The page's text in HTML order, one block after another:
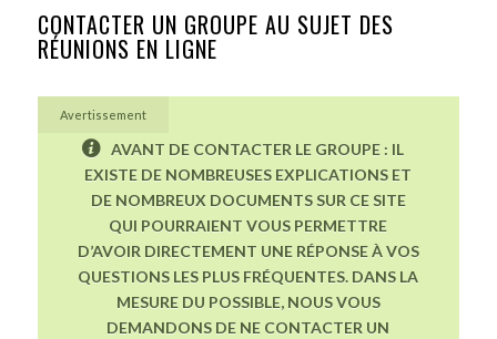
CONTACTER UN GROUPE AU SUJET DES
RÉUNIONS EN LIGNE
Avertissement
AVANT DE CONTACTER LE GROUPE : IL
EXISTE DE NOMBREUSES EXPLICATIONS ET
DE NOMBREUX DOCUMENTS SUR CE SITE
QUI POURRAIENT VOUS PERMETTRE
D’AVOIR DIRECTEMENT UNE RÉPONSE À VOS
QUESTIONS LES PLUS FRÉQUENTES. DANS LA
MESURE DU POSSIBLE, NOUS VOUS
DEMANDONS DE NE CONTACTER UN